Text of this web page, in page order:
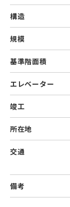
構造
規模
基準階面積
エレベーター
竣工
所在地
交通
備考